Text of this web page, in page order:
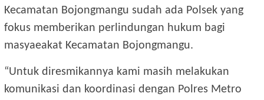
Kecamatan Bojongmangu sudah ada Polsek yang
fokus memberikan perlindungan hukum bagi
masyaeakat Kecamatan Bojongmangu.
“Untuk diresmikannya kami masih melakukan
komunikasi dan koordinasi dengan Polres Metro